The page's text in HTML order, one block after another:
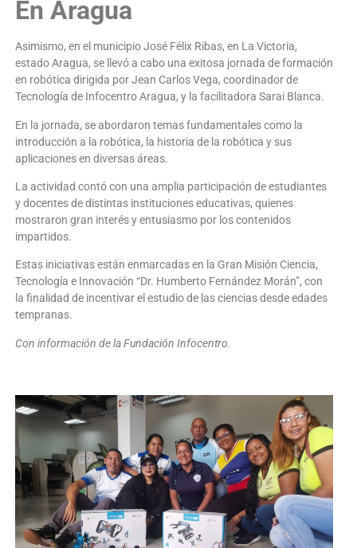
En Aragua
Asimismo, en el municipio José Félix Ribas, en La Victoria,
estado Aragua, se llevó a cabo una exitosa jornada de formación
en robótica dirigida por Jean Carlos Vega, coordinador de
Tecnología de Infocentro Aragua, y la facilitadora Sarai Blanca.
En la jornada, se abordaron temas fundamentales como la
introducción a la robótica, la historia de la robótica y sus
aplicaciones en diversas áreas.
La actividad contó con una amplia participación de estudiantes
y docentes de distintas instituciones educativas, quienes
mostraron gran interés y entusiasmo por los contenidos
impartidos.
Estas iniciativas están enmarcadas en la Gran Misión Ciencia,
Tecnología e Innovación “Dr. Humberto Fernández Morán”, con
la finalidad de incentivar el estudio de las ciencias desde edades
tempranas.
Con información de la Fundación Infocentro.